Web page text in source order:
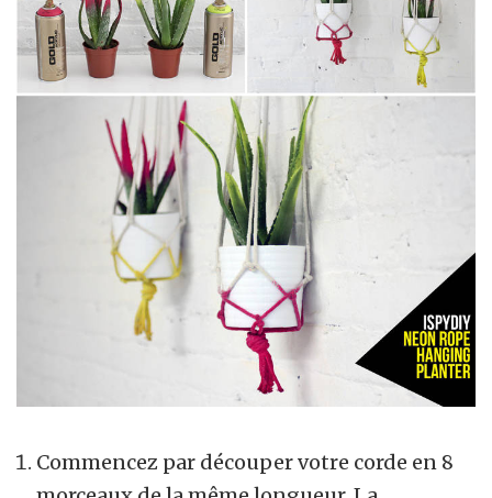
Commencez par découper votre corde en 8